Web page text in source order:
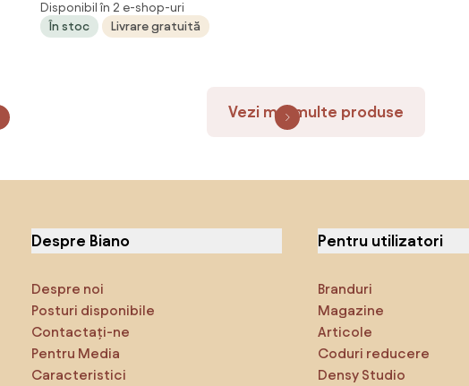
și cu încuietoare, 50x40x67.5 cm, alb |
Aosom Romania
Disponibil în 2 e-shop-uri
În stoc
Livrare gratuită
Vezi mai multe produse
Despre Biano
Despre noi
Posturi disponibile
Contactați-ne
Pentru Media
Caracteristici
Pentru utilizatori
Branduri
Magazine
Articole
Coduri reducere
Densy Studio